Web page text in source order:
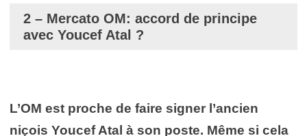
2 – Mercato OM: accord de principe
avec Youcef Atal ?
L’OM est proche de faire signer l’ancien
niçois Youcef Atal à son poste. Même si cela